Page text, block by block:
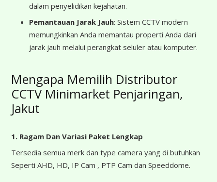
dalam penyelidikan kejahatan.
Pemantauan Jarak Jauh: Sistem CCTV modern
memungkinkan Anda memantau properti Anda dari
jarak jauh melalui perangkat seluler atau komputer.
Mengapa Memilih Distributor
CCTV Minimarket Penjaringan,
Jakut
1. Ragam Dan Variasi Paket Lengkap
Tersedia semua merk dan type camera yang di butuhkan
Seperti AHD, HD, IP Cam , PTP Cam dan Speeddome.